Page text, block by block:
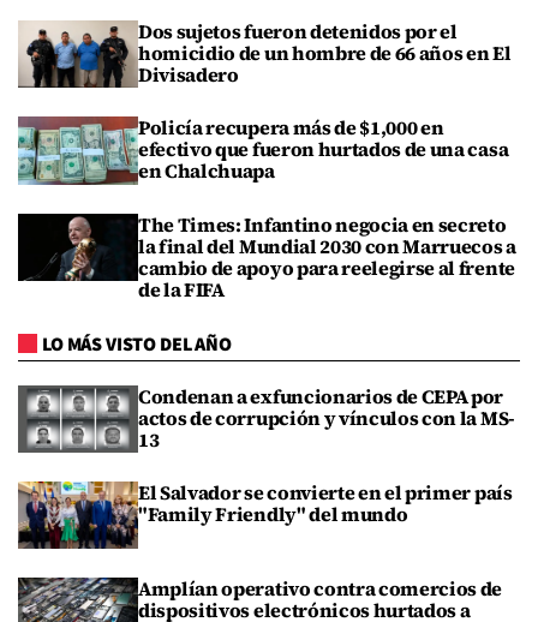
Dos sujetos fueron detenidos por el
homicidio de un hombre de 66 años en El
Divisadero
Policía recupera más de $1,000 en
efectivo que fueron hurtados de una casa
en Chalchuapa
The Times: Infantino negocia en secreto
la final del Mundial 2030 con Marruecos a
cambio de apoyo para reelegirse al frente
de la FIFA
LO MÁS VISTO DEL AÑO
Condenan a exfuncionarios de CEPA por
actos de corrupción y vínculos con la MS-
13
El Salvador se convierte en el primer país
"Family Friendly" del mundo
Amplían operativo contra comercios de
dispositivos electrónicos hurtados a